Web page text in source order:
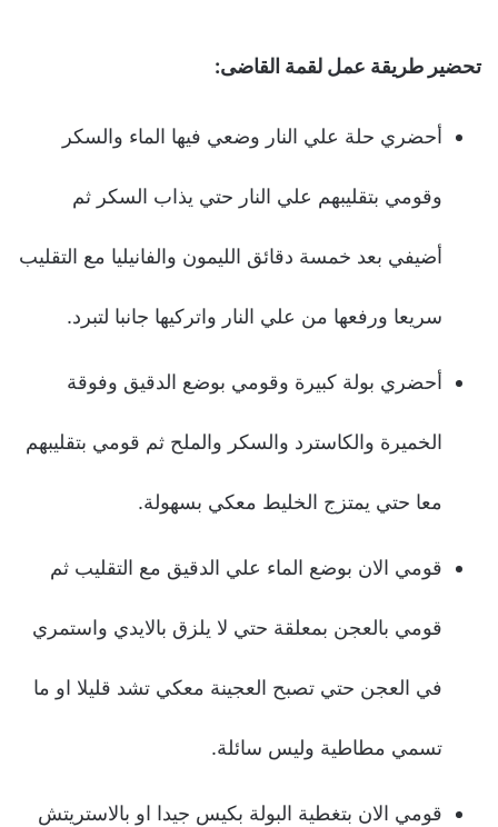
تحضير طريقة عمل لقمة القاضى:
أحضري حلة علي النار وضعي فيها الماء والسكر
وقومي بتقليبهم علي النار حتي يذاب السكر ثم
أضيفي بعد خمسة دقائق الليمون والفانيليا مع التقليب
سريعا ورفعها من علي النار واتركيها جانبا لتبرد.
أحضري بولة كبيرة وقومي بوضع الدقيق وفوقة
الخميرة والكاسترد والسكر والملح ثم قومي بتقليبهم
معا حتي يمتزج الخليط معكي بسهولة.
قومي الان بوضع الماء علي الدقيق مع التقليب ثم
قومي بالعجن بمعلقة حتي لا يلزق بالايدي واستمري
في العجن حتي تصبح العجينة معكي تشد قليلا او ما
تسمي مطاطية وليس سائلة.
قومي الان بتغطية البولة بكيس جيدا او بالاستريتش